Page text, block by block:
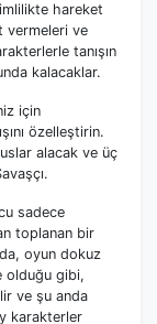
hareket
vermeleri ve
tanışın
kalacaklar.
için
özelleştirin.
alacak ve üç
sadece
toplanan bir
oyun dokuz
olduğu gibi,
ve şu anda
karakterler